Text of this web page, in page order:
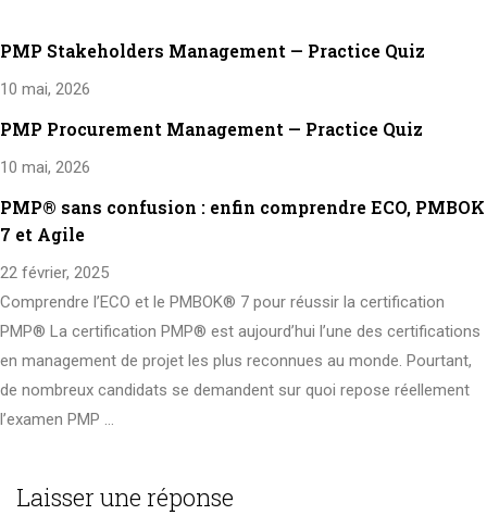
PMP Stakeholders Management — Practice Quiz
10 mai, 2026
PMP Procurement Management — Practice Quiz
10 mai, 2026
PMP® sans confusion : enfin comprendre ECO, PMBOK
7 et Agile
22 février, 2025
Comprendre l’ECO et le PMBOK® 7 pour réussir la certification
PMP® La certification PMP® est aujourd’hui l’une des certifications
en management de projet les plus reconnues au monde. Pourtant,
de nombreux candidats se demandent sur quoi repose réellement
l’examen PMP …
Laisser une réponse